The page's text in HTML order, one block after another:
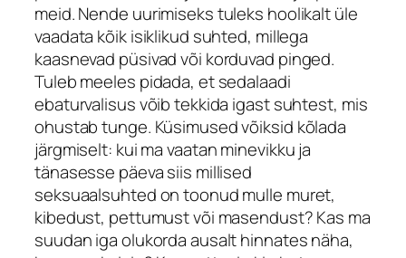
meid. Nende uurimiseks tuleks hoolikalt üle
vaadata kõik isiklikud suhted, millega
kaasnevad püsivad või korduvad pinged.
Tuleb meeles pidada, et sedalaadi
ebaturvalisus võib tekkida igast suhtest, mis
ohustab tunge. Küsimused võiksid kõlada
järgmiselt: kui ma vaatan minevikku ja
tänasesse päeva siis millised
seksuaalsuhted on toonud mulle muret,
kibedust, pettumust või masendust? Kas ma
suudan iga olukorda ausalt hinnates näha,